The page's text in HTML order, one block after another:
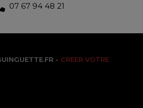
07 67 94 48 21
- CREER VOTRE